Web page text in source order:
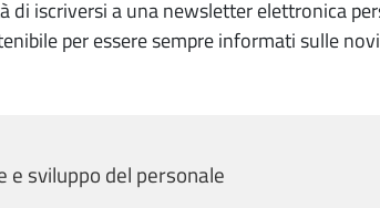
di iscriversi a una newsletter elettronica
per essere sempre informati sulle
e sviluppo del personale